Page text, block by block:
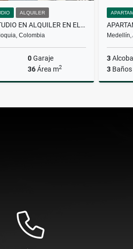
ALQUILER
APARTAESTUDIO EN ALQUILER EN EL ESTADIO
Colombia
0Garaje
36Área m2
$2.100.000
3
3 Baños